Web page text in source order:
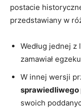
postacie
przedstawiany w
Według jednej z
zamawiał
W innej wersji
swoich